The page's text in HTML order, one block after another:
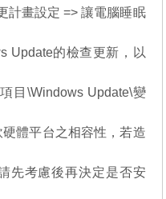
計畫設定 => 讓電腦睡眠
Update的檢查更新，以
目\Windows Update\變
體平台之相容性，若造
先考慮後再決定是否安